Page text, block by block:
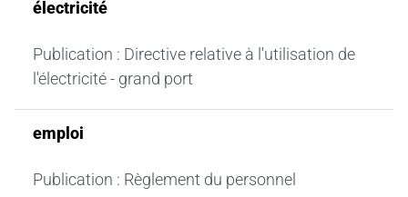
électricité
Publication : Directive relative à l'utilisation de
l'électricité - grand port
emploi
Publication : Règlement du personnel